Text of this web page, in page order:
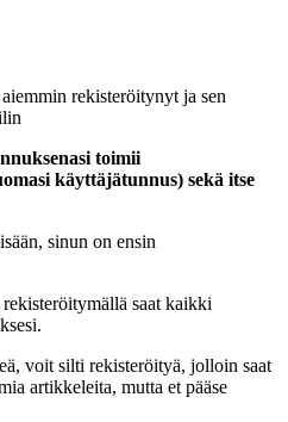
rekisteröitynyt ja sen
toimii
käyttäjätunnus) sekä itse
sinun on ensin
saat kaikki
voit silti rekisteröityä, jolloin saat
artikkeleita, mutta et pääse